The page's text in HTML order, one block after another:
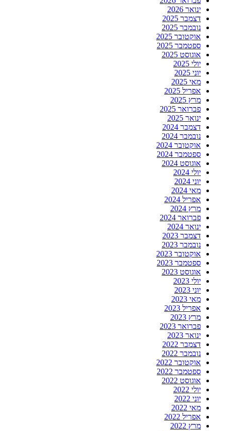
ינואר 2026
דצמבר 2025
נובמבר 2025
אוקטובר 2025
ספטמבר 2025
אוגוסט 2025
יולי 2025
יוני 2025
מאי 2025
אפריל 2025
מרץ 2025
פברואר 2025
ינואר 2025
דצמבר 2024
נובמבר 2024
אוקטובר 2024
ספטמבר 2024
אוגוסט 2024
יולי 2024
יוני 2024
מאי 2024
אפריל 2024
מרץ 2024
פברואר 2024
ינואר 2024
דצמבר 2023
נובמבר 2023
אוקטובר 2023
ספטמבר 2023
אוגוסט 2023
יולי 2023
יוני 2023
מאי 2023
אפריל 2023
מרץ 2023
פברואר 2023
ינואר 2023
דצמבר 2022
נובמבר 2022
אוקטובר 2022
ספטמבר 2022
אוגוסט 2022
יולי 2022
יוני 2022
מאי 2022
אפריל 2022
מרץ 2022